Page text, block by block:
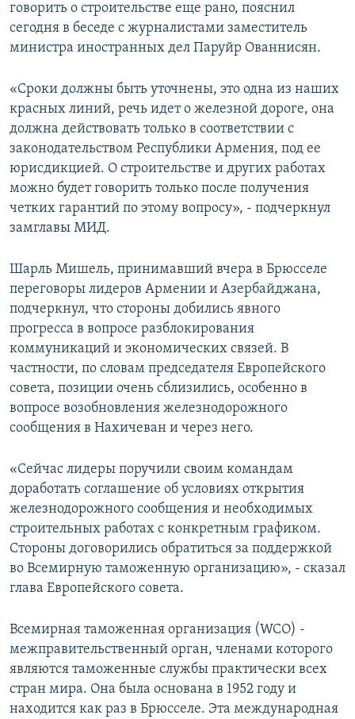
говорить о строительстве еще рано, пояснил
сегодня в беседе с журналистами заместитель
министра иностранных дел Паруйр Ованнисян.
«Сроки должны быть уточнены, это одна из наших
красных линий, речь идет о железной дороге, она
должна действовать только в соответствии с
законодательством Республики Армения, под ее
юрисдикцией. О строительстве и других работах
можно будет говорить только после получения
четких гарантий по этому вопросу», - подчеркнул
замглавы МИД.
Шарль Мишель, принимавший вчера в Брюсселе
переговоры лидеров Армении и Азербайджана,
подчеркнул, что стороны добились явного
прогресса в вопросе разблокирования
коммуникаций и экономических связей. В
частности, по словам председателя Европейского
совета, позиции очень сблизились, особенно в
вопросе возобновления железнодорожного
сообщения в Нахичеван и через него.
«Сейчас лидеры поручили своим командам
доработать соглашение об условиях открытия
железнодорожного сообщения и необходимых
строительных работах с конкретным графиком.
Стороны договорились обратиться за поддержкой
во Всемирную таможенную организацию», - сказал
глава Европейского совета.
Всемирная таможенная организация (WCO) -
межправительственный орган, членами которого
являются таможенные службы практически всех
стран мира. Она была основана в 1952 году и
находится как раз в Брюсселе. Эта международная